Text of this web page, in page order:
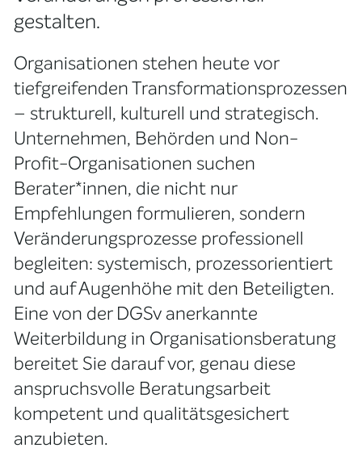
gestalten.
Organisationen stehen heute vor
tiefgreifenden Transformationsprozessen
– strukturell, kulturell und strategisch.
Unternehmen, Behörden und Non-
Profit-Organisationen suchen
Berater*innen, die nicht nur
Empfehlungen formulieren, sondern
Veränderungsprozesse professionell
begleiten: systemisch, prozessorientiert
und auf Augenhöhe mit den Beteiligten.
Eine von der DGSv anerkannte
Weiterbildung in Organisationsberatung
bereitet Sie darauf vor, genau diese
anspruchsvolle Beratungsarbeit
kompetent und qualitätsgesichert
anzubieten.